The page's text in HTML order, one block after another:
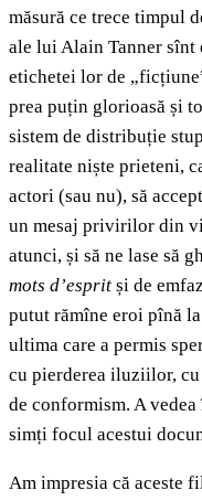
măsură ce trece timpul
ale lui Alain Tanner sînt
etichetei lor de
prea puțin glorioasă și
sistem de distribuție
realitate niște prieteni,
actori (sau nu), să
un mesaj privirilor din
atunci, și să ne lase să
mots d’esprit și de
putut rămîne eroi pînă
ultima care a permis
cu pierderea iluziilor,
de conformism. A
simți focul acestui
Am impresia că aceste